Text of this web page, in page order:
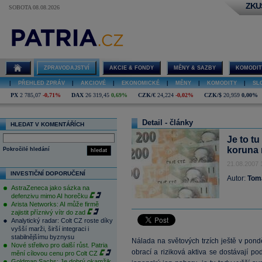
SOBOTA 08.08.2026
ZPRAVODAJSTVÍ AKCIE & FONDY MĚNY & SAZBY
PŘEHLED ZPRÁV AKCIOVÉ EKONOMICKÉ MĚNY KOMODITY
PX 2 785,07 -0,71% DAX 26 319,45 0,69% CZK/€ 24,224 -0,02% CZK/$ 20,959 0,00%
HLEDAT V KOMENTÁŘÍCH
hledat
Pokročilé hledání
INVESTIČNÍ DOPORUČENÍ
AstraZeneca jako sázka na
defenzivu mimo AI horečku
Arista Networks: AI může firmě
zajistit příznivý vítr do zad
Analytický radar: Colt CZ roste díky
vyšší marži, širší integraci i
stabilnějšímu byznysu
Nové střelivo pro další růst. Patria
mění cílovou cenu pro Colt CZ
Detail - články
Je to tu
koruna
21.08.2007
Autor:
Nálada na světových trzích ještě v
obrací a riziková aktiva se dostávají